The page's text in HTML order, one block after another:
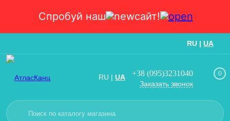
Спробуй наш сайт!
RU | UA
RU | UA +38 (095)3231040
Заказать звонок
0